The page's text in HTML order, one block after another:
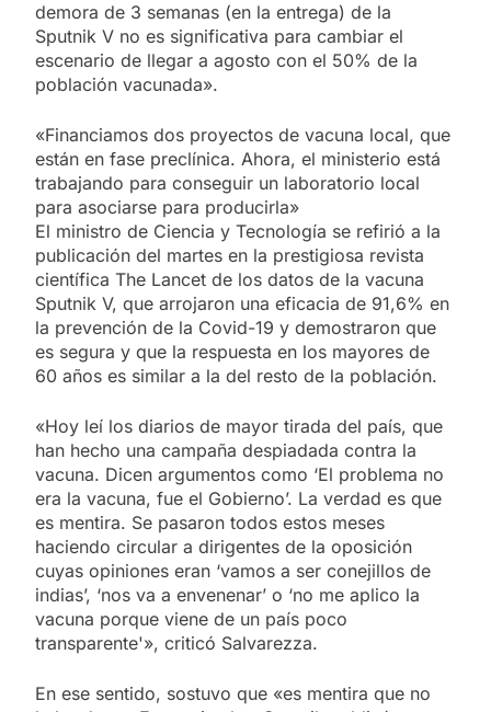
demora de 3 semanas (en la entrega) de la
Sputnik V no es significativa para cambiar el
escenario de llegar a agosto con el 50% de la
población vacunada».
«Financiamos dos proyectos de vacuna local, que
están en fase preclínica. Ahora, el ministerio está
trabajando para conseguir un laboratorio local
para asociarse para producirla»
El ministro de Ciencia y Tecnología se refirió a la
publicación del martes en la prestigiosa revista
científica The Lancet de los datos de la vacuna
Sputnik V, que arrojaron una eficacia de 91,6% en
la prevención de la Covid-19 y demostraron que
es segura y que la respuesta en los mayores de
60 años es similar a la del resto de la población.
«Hoy leí los diarios de mayor tirada del país, que
han hecho una campaña despiadada contra la
vacuna. Dicen argumentos como ‘El problema no
era la vacuna, fue el Gobierno’. La verdad es que
es mentira. Se pasaron todos estos meses
haciendo circular a dirigentes de la oposición
cuyas opiniones eran ‘vamos a ser conejillos de
indias’, ‘nos va a envenenar’ o ‘no me aplico la
vacuna porque viene de un país poco
transparente'», criticó Salvarezza.
En ese sentido, sostuvo que «es mentira que no